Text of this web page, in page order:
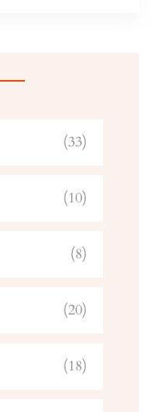
(33)
(10)
(8)
(20)
(18)